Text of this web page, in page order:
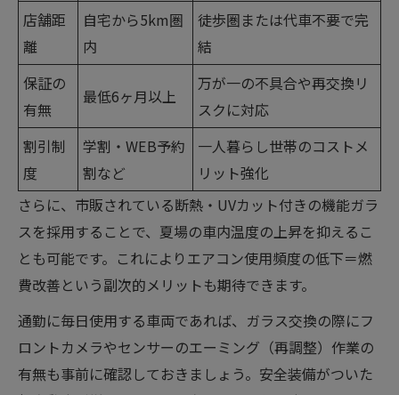
店舗距
離
自宅から5km圏
内
徒歩圏または代車不要で完
結
保証の
有無
最低6ヶ月以上
万が一の不具合や再交換リ
スクに対応
割引制
度
学割・WEB予約
割など
一人暮らし世帯のコストメ
リット強化
さらに、市販されている断熱・UVカット付きの機能ガラ
スを採用することで、夏場の車内温度の上昇を抑えるこ
とも可能です。これによりエアコン使用頻度の低下＝燃
費改善という副次的メリットも期待できます。
通勤に毎日使用する車両であれば、ガラス交換の際にフ
ロントカメラやセンサーのエーミング（再調整）作業の
有無も事前に確認しておきましょう。安全装備がついた